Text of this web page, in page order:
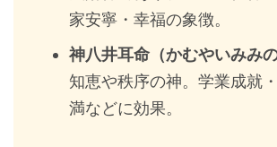
家安寧・幸福の象徴。
神八井耳命（かむやいみみ
知恵や秩序の神。学業成就
満などに効果。